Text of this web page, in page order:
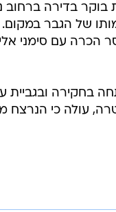
בן 42 נמצאה לפנות בוקר
של הגבר
הכרה עם סימני
בחקירה ובגביית
עולה כי הנרצח